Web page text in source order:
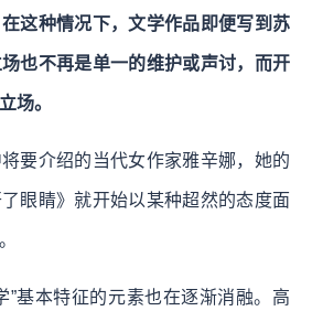
这种情况下，文学作品即便写到苏
也不再是单一的维护或声讨，而开
场。
要介绍的当代女作家雅辛娜，她的
眼睛》就开始以某种超然的态度面
”基本特征的元素也在逐渐消融。高